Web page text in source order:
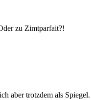
zu Zimtparfait?!
aber trotzdem als